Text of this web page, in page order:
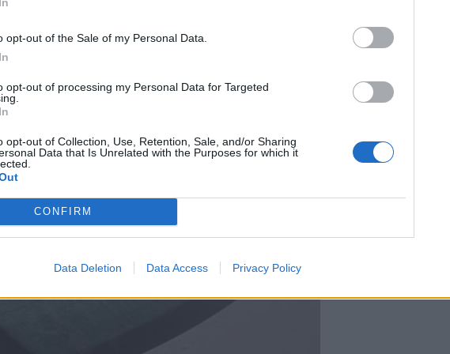
opt-out of the Sale of my Personal Data.
opt-out of processing my Personal Data for Targeted
opt-out of Collection, Use, Retention, Sale, and/or Sharing
Data that Is Unrelated with the Purposes for which it
CONFIRM
Data Deletion Data Access Privacy Policy
della fabbrica (foto in galleria